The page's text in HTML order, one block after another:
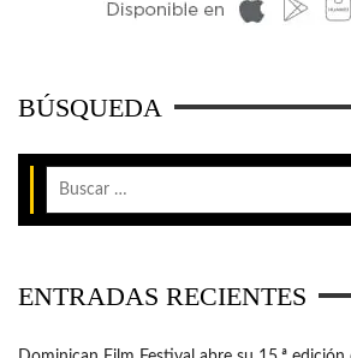
BÚSQUEDA
ENTRADAS RECIENTES